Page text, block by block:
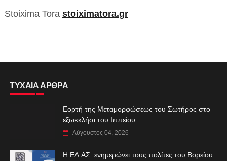
Stoixima Tora stoiximatora.gr
ΤΥΧΑΙΑ ΑΡΘΡΑ
Εορτή της Μεταμορφώσεως του Σωτήρος στο
εξωκκλήσι του Ιππείου
Αύγουστος 04, 2026
Η ΕΛ.ΑΣ. ενημερώνει τους πολίτες του Βορείου